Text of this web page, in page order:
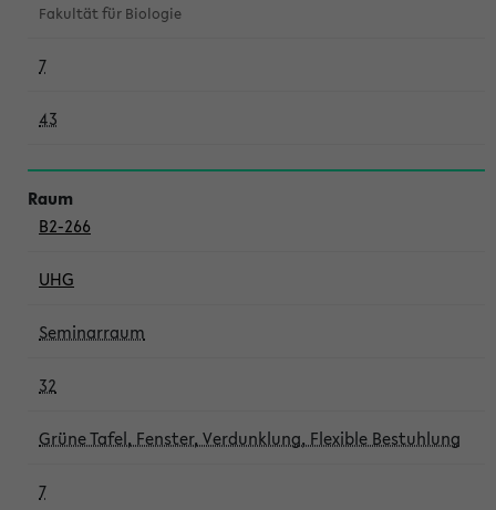
Fakultät für Biologie
7
43
B2-266
UHG
Seminarraum
32
Grüne Tafel, Fenster, Verdunklung, Flexible Bestuhlung
7